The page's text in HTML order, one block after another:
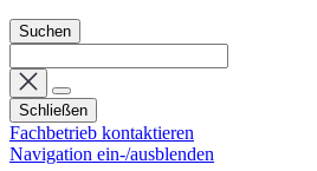
Suchen
Schließen
Fachbetrieb kontaktieren
Navigation ein-/ausblenden